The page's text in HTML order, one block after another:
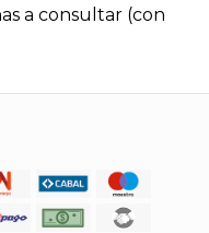
a consultar (con